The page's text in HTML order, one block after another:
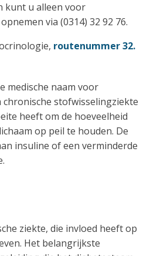
kunt u alleen voor
via (0314) 32 92 76.
routenummer 32.
medische naam voor
chronische stofwisselingziekte
heeft om de hoeveelheid
op peil te houden. De
insuline of een verminderde
ziekte, die invloed heeft op
Het belangrijkste